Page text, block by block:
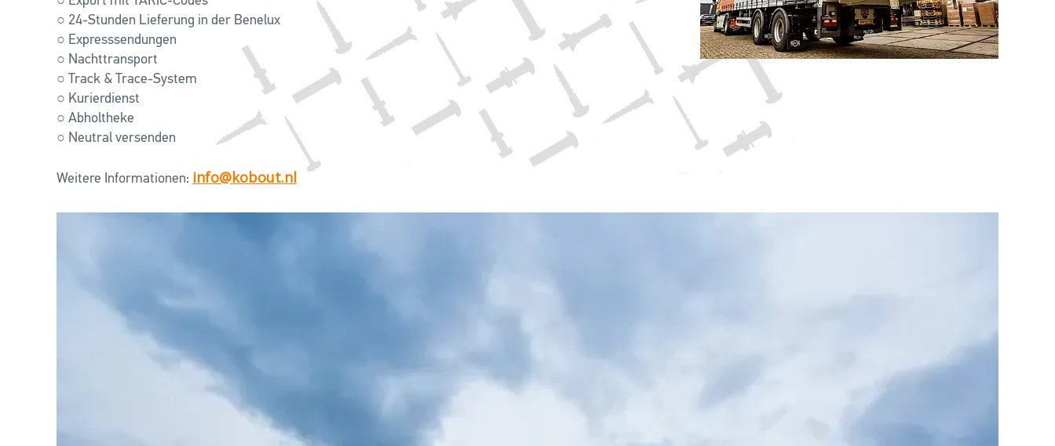
○ 24-Stunden Lieferung in der Benelux
○ Expresssendungen
○ Nachttransport
○ Track & Trace-System
○ Kurierdienst
○ Abholtheke
○ Neutral versenden
Weitere Informationen: info@kobout.nl